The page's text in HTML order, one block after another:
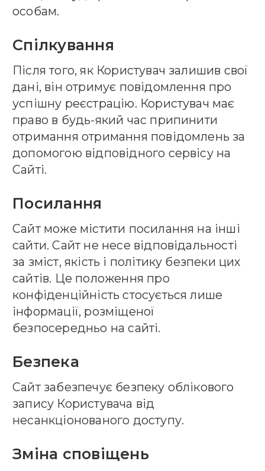
особам.
Cпілкування
Після того, як Користувач залишив свої
дані, він отримує повідомлення про
успішну реєстрацію. Користувач має
право в будь-який час припинити
отримання отримання повідомлень за
допомогою відповідного сервісу на
Сайті.
Посилання
Сайт може містити посилання на інші
сайти. Сайт не несе відповідальності
за зміст, якість і політику безпеки цих
сайтів. Це положення про
конфіденційність стосується лише
інформації, розміщеної
безпосередньо на сайті.
Безпека
Сайт забезпечує безпеку облікового
запису Користувача від
несанкціонованого доступу.
Зміна сповіщень